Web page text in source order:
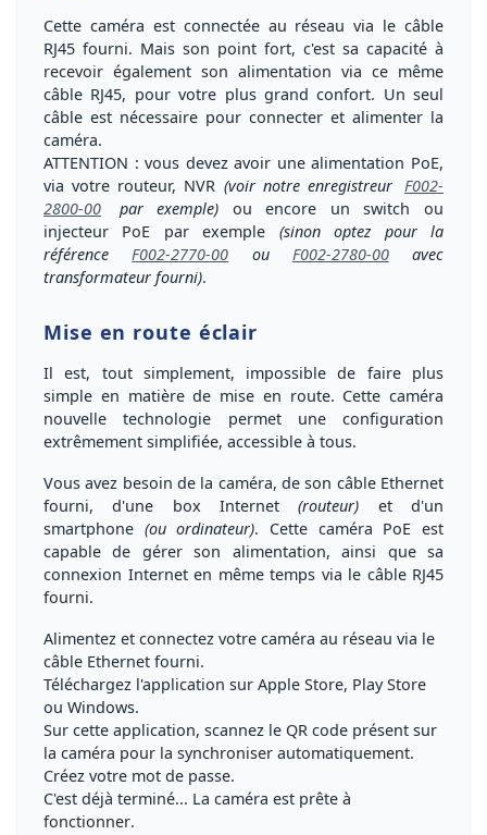
Cette caméra est connectée au réseau via le câble
RJ45 fourni. Mais son point fort, c'est sa capacité à
recevoir également son alimentation via ce même
câble RJ45, pour votre plus grand confort. Un seul
câble est nécessaire pour connecter et alimenter la
caméra.
ATTENTION : vous devez avoir une alimentation PoE,
via votre routeur, NVR (voir notre enregistreur F002-
2800-00
par exemple) ou encore un switch ou
injecteur PoE par exemple (sinon optez pour la
référence
F002-2770-00 ou F002-2780-00
avec
transformateur fourni).
Mise en route éclair
Il est, tout simplement, impossible de faire plus
simple en matière de mise en route. Cette caméra
nouvelle technologie permet une configuration
extrêmement simplifiée, accessible à tous.
Vous avez besoin de la caméra, de son câble Ethernet
fourni, d'une box Internet(routeur) et d'un
smartphone (ou ordinateur). Cette caméra PoE est
capable de gérer son alimentation, ainsi que sa
connexion Internet en même temps via le câble RJ45
fourni.
Alimentez et connectez votre caméra au réseau via le
câble Ethernet fourni.
Téléchargez l'application sur Apple Store, Play Store
ou Windows.
Sur cette application, scannez le QR code présent sur
la caméra pour la synchroniser automatiquement.
Créez votre mot de passe.
C'est déjà terminé... La caméra est prête à
fonctionner.